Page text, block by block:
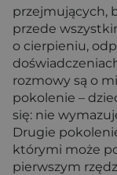
przejmujących,
przede
o cierpieniu,
rozmowy są o
pokolenie –
się: nie
Drugie
którymi może
pierwszym